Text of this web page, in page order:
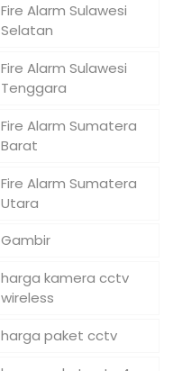
Fire Alarm Sulawesi
Selatan
Fire Alarm Sulawesi
Tenggara
Fire Alarm Sumatera
Barat
Fire Alarm Sumatera
Utara
Gambir
harga kamera cctv
wireless
harga paket cctv